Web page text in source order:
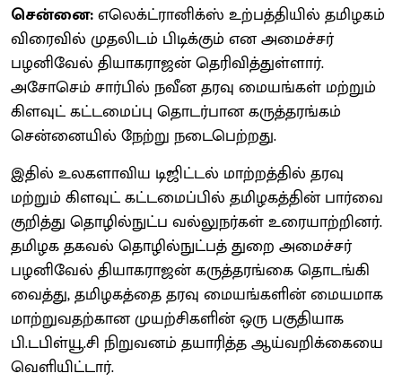
சென்னை:எலெக்ட்ரானிக்ஸ் உற்பத்தியில் தமிழகம்
விரைவில் முதலிடம் பிடிக்கும் என அமைச்சர்
பழனிவேல் தியாகராஜன் தெரிவித்துள்ளார்.
அசோசெம் சார்பில் நவீன தரவு மையங்கள் மற்றும்
கிளவுட் கட்டமைப்பு தொடர்பான கருத்தரங்கம்
சென்னையில் நேற்று நடைபெற்றது.
இதில் உலகளாவிய டிஜிட்டல் மாற்றத்தில் தரவு
மற்றும் கிளவுட் கட்டமைப்பில் தமிழகத்தின் பார்வை
குறித்து தொழில்நுட்ப வல்லுநர்கள் உரையாற்றினர்.
தமிழக தகவல் தொழில்நுட்பத் துறை அமைச்சர்
பழனிவேல் தியாகராஜன் கருத்தரங்கை தொடங்கி
வைத்து, தமிழகத்தை தரவு மையங்களின் மையமாக
மாற்றுவதற்கான முயற்சிகளின் ஒரு பகுதியாக
பி.டபிள்யூ.சி நிறுவனம் தயாரித்த ஆய்வறிக்கையை
வெளியிட்டார்.